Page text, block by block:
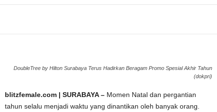
DoubleTree by Hilton Surabaya Terus Hadirkan Beragam Promo Spesial Akhir Tahun
(dokpri)
blitzfemale.com | SURABAYA – Momen Natal dan pergantian
tahun selalu menjadi waktu yang dinantikan oleh banyak orang.